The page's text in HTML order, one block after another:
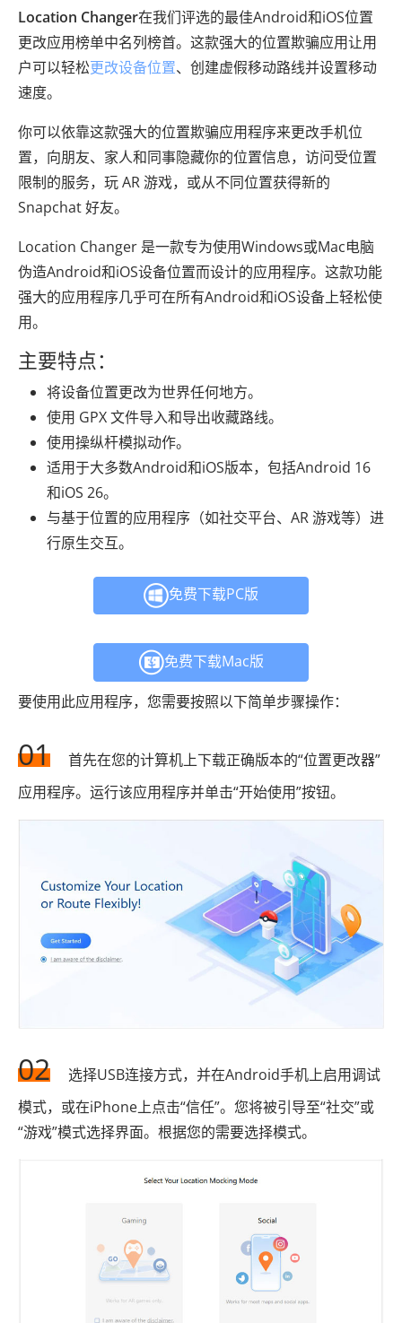
Location Changer在我们评选的最佳Android和iOS位置
更改应用榜单中名列榜首。这款强大的位置欺骗应用让用
户可以轻松更改设备位置、创建虚假移动路线并设置移动
速度。
你可以依靠这款强大的位置欺骗应用程序来更改手机位
置，向朋友、家人和同事隐藏你的位置信息，访问受位置
限制的服务，玩 AR 游戏，或从不同位置获得新的
Snapchat 好友。
Location Changer 是一款专为使用Windows或Mac电脑
伪造Android和iOS设备位置而设计的应用程序。这款功能
强大的应用程序几乎可在所有Android和iOS设备上轻松使
用。
主要特点：
将设备位置更改为世界任何地方。
使用 GPX 文件导入和导出收藏路线。
使用操纵杆模拟动作。
适用于大多数Android和iOS版本，包括Android 16
和iOS 26。
与基于位置的应用程序（如社交平台、AR 游戏等）进
行原生交互。
免费下载PC版
免费下载Mac版
要使用此应用程序，您需要按照以下简单步骤操作：
01
首先在您的计算机上下载正确版本的“位置更改器”
应用程序。运行该应用程序并单击“开始使用”按钮。
02
选择USB连接方式，并在Android手机上启用调试
模式，或在iPhone上点击“信任”。您将被引导至“社交”或
“游戏”模式选择界面。根据您的需要选择模式。